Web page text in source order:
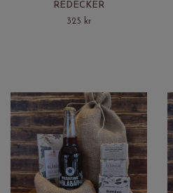
REDECKER
325 kr